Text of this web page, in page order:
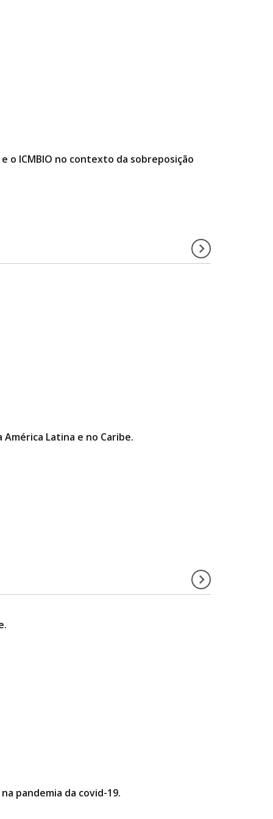
o ICMBIO no contexto da sobreposição
Latina e no Caribe.
pandemia da covid-19.